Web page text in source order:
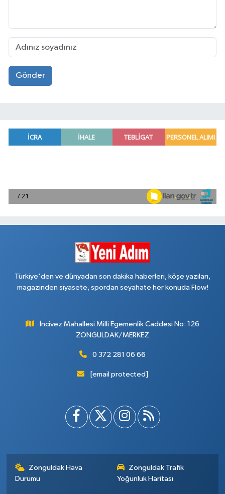
Gönder
Türkiye'den ve dünyadan son dakika haberleri, köşe yazıları,
magazinden siyasete, spordan seyahate her konuda Flow!
İncivez Mahallesi Milli Egemenlik Caddesi No: 126
ZONGULDAK/MERKEZ
0 372 281 06 66
[email protected]
Zonguldak Hava
Durumu
Zonguldak Trafik
Yoğunluk Haritası